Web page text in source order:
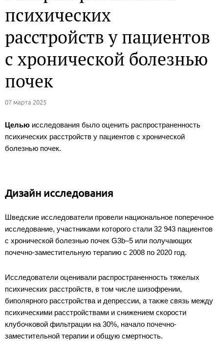
психических
расстройств у пациентов
с хронической болезнью
почек
07 марта 2025
Целью исследования было оценить распространенность
психических расстройств у пациентов с хронической
болезнью почек.
Дизайн исследования
Шведские исследователи провели национальное поперечное
исследование, участниками которого стали 32 943 пациентов
с хронической болезнью почек G3b–5 или получающих
почечно-заместительную терапию с 2008 по 2020 год.
Исследователи оценивали распространенность тяжелых
психических расстройств, в том числе шизофрении,
биполярного расстройства и депрессии, а также связь между
психическими расстройствами и снижением скорости
клубочковой фильтрации на 30%, начало почечно-
заместительной терапии и общую смертность.